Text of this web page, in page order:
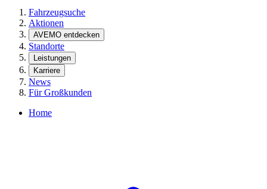
Fahrzeugsuche
Aktionen
AVEMO entdecken
Standorte
Leistungen
Karriere
News
Für Großkunden
Home